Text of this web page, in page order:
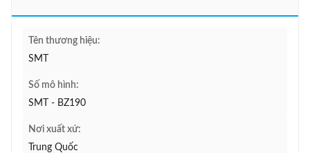
Tên thương hiệu:
SMT
Số mô hình:
SMT - BZ190
Nơi xuất xứ:
Trung Quốc